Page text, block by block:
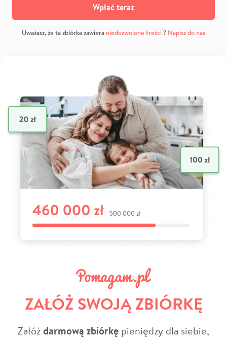
Wpłać teraz
Uważasz, że ta zbiórka zawiera niedozwolone treści? Napisz do nas
ZAŁÓŻ SWOJĄ ZBIÓRKĘ
Załóżdarmową zbiórkę pieniędzy dla siebie,